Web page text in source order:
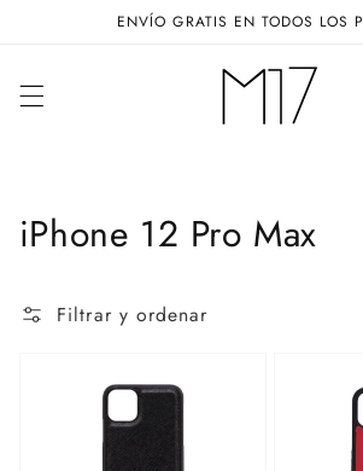
directamenteENVÍO GRATIS EN TODOS LOS
Colección:
iPhone 12 Pro Max
Filtrar y ordenar